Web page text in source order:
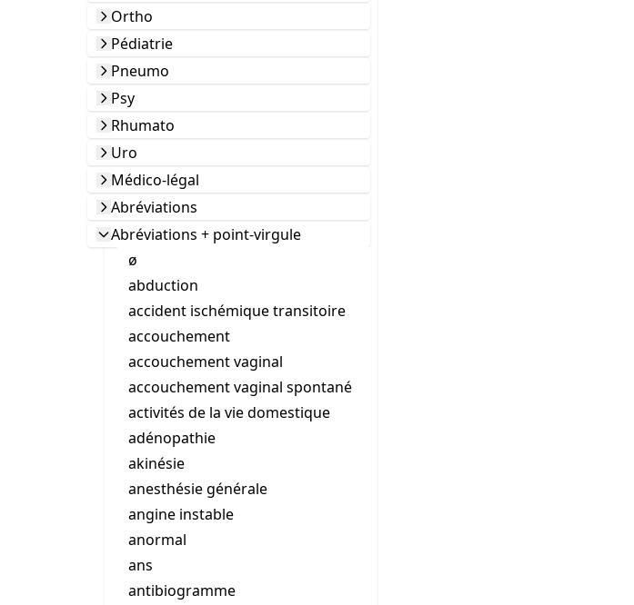
Ortho
Pédiatrie
Pneumo
Psy
Rhumato
Uro
Médico-légal
Abréviations
Abréviations + point-virgule
ø
abduction
accident ischémique transitoire
accouchement
accouchement vaginal
accouchement vaginal spontané
activités de la vie domestique
adénopathie
akinésie
anesthésie générale
angine instable
anormal
ans
antibiogramme